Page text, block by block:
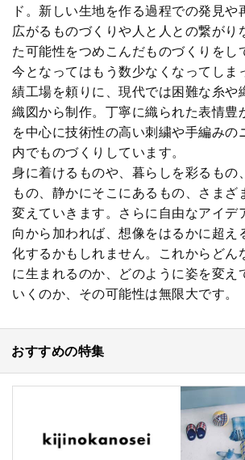
ド。新しい生地を作る過程での発見や
広がるものづくりや人と人との繋がり
た可能性をつめこんだものづくりをし
今となってはもう数少なくなってしま
績工場を頼りに、現代では困難な糸や
織図から制作。丁寧に織られた表情豊
を中心に技術性の高い刺繍や手編みの
内でものづくりしています。
身に着けるものや、暮らしを彩るもの
もの、静かにそこにあるもの、さまざ
変えていきます。さらに自由なアイデ
向から加われば、想像をはるかに超え
化するかもしれません。これからどん
に生まれるのか、どのように姿を変え
いくのか、その可能性は無限大です。
おすすめの特集